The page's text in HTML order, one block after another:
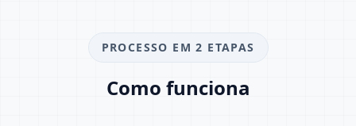
PROCESSO EM 2 ETAPAS
Como funciona